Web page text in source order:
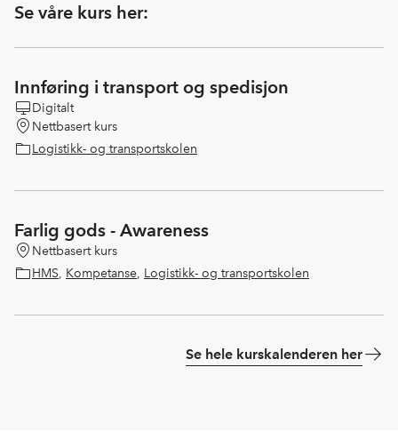
Se våre kurs her:
Innføring i transport og spedisjon
Digitalt
Nettbasert kurs
Logistikk- og transportskolen
Farlig gods - Awareness
Nettbasert kurs
HMS, Kompetanse, Logistikk- og transportskolen
Se hele kurskalenderen her